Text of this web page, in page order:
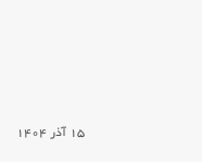
15 آذر 1404